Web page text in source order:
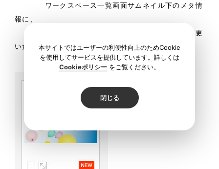
ワークスペース一覧画面サムネイル下のメタ情
報に、
コンテンツ登録者の氏名を表示するように変更
いたしました。
本サイトではユーザーの利便性向上のためCookie
を使用してサービスを提供しています。詳しくは
Cookieポリシー をご覧ください。
閉じる